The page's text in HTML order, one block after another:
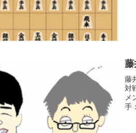
藤
藤
対
メ
手